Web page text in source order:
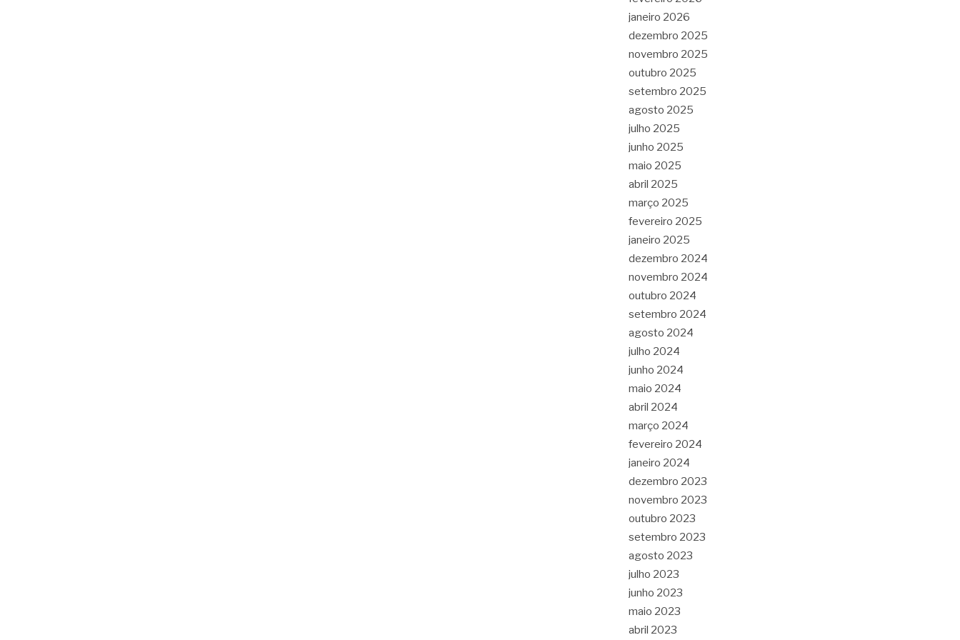
janeiro 2026
dezembro 2025
novembro 2025
outubro 2025
setembro 2025
agosto 2025
julho 2025
junho 2025
maio 2025
abril 2025
março 2025
fevereiro 2025
janeiro 2025
dezembro 2024
novembro 2024
outubro 2024
setembro 2024
agosto 2024
julho 2024
junho 2024
maio 2024
abril 2024
março 2024
fevereiro 2024
janeiro 2024
dezembro 2023
novembro 2023
outubro 2023
setembro 2023
agosto 2023
julho 2023
junho 2023
maio 2023
abril 2023